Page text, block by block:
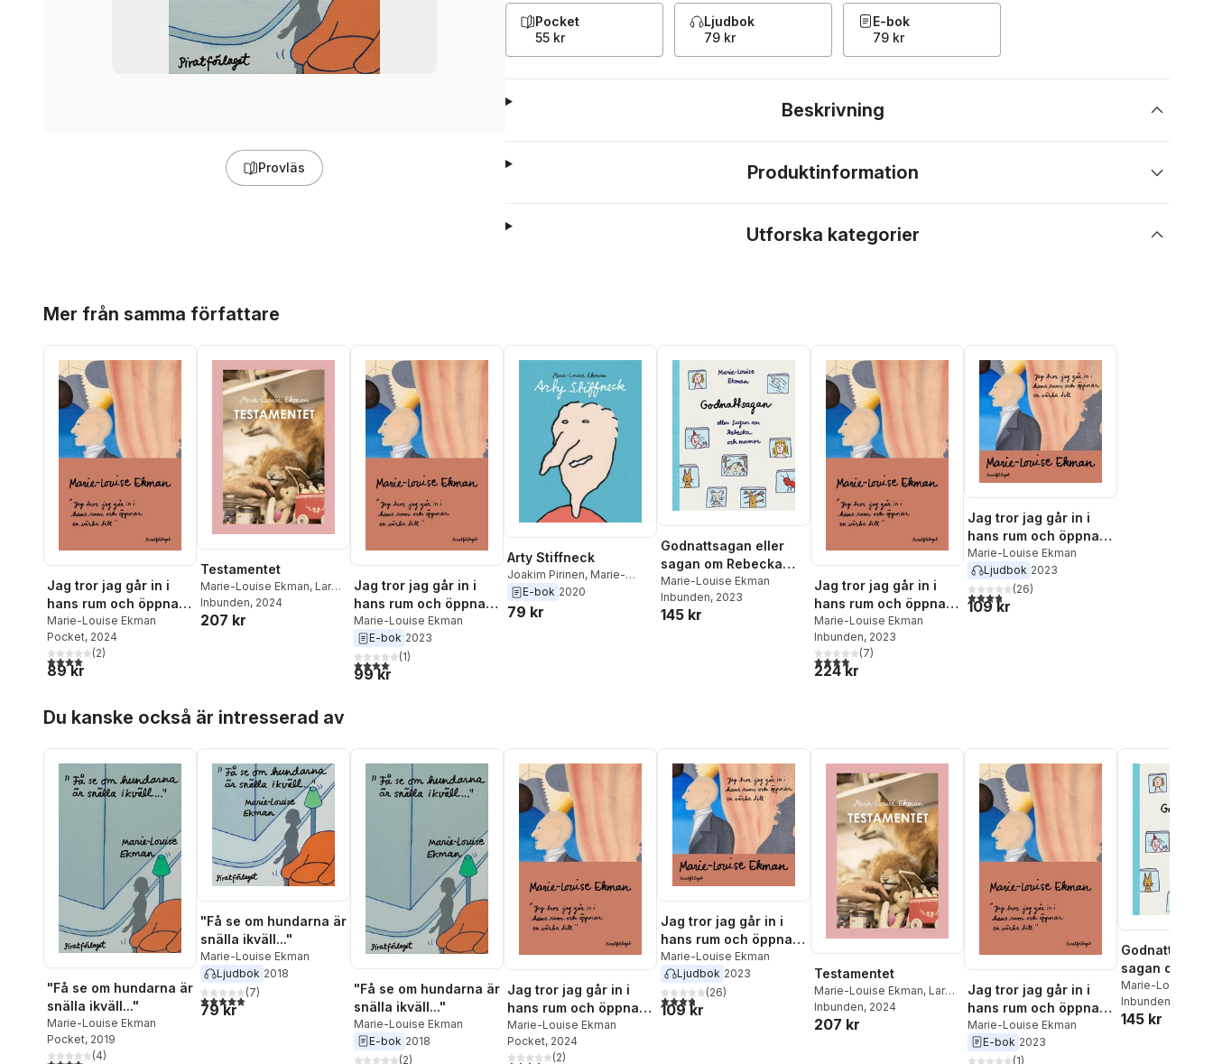
Provläs
Pocket
55 kr
Ljudbok
79 kr
E-bok
79 kr
Beskrivning
Produktinformation
Utforska kategorier
Mer från samma författare
Jag tror jag går in i
hans rum och öppnar
en väska till
Marie-Louise Ekman
Pocket, 2024
4,0utav 5 stjärnor. Totalt antal röster:
(2)
89 kr
Testamentet
Marie-Louise Ekman, Lars
Strannegård,Sara Teleman
Christopher Garplind
Inbunden, 2024
207 kr
Jag tror jag går in i
hans rum och öppnar
en väska till
Marie-Louise Ekman
E-bok 2023
4,0utav 5 stjärnor. Totalt antal röster:
(1)
99 kr
Arty Stiffneck
Joakim Pirinen, Marie-
Louise Ekman
E-bok 2020
79 kr
Godnattsagan eller
sagan om Rebecka
och mormor
Marie-Louise Ekman
Inbunden, 2023
145 kr
Jag tror jag går in i
hans rum och öppnar
en väska till
Marie-Louise Ekman
Inbunden, 2023
3,9utav 5 stjärnor. Totalt antal röster:
(7)
224 kr
Jag tror jag går in i
hans rum och öppnar
en väska till
Marie-Louise Ekman
Ljudbok 2023
3,8utav 5 stjärnor. Totalt antal röster:
(26)
109 kr
Du kanske också är intresserad av
"Få se om hundarna är
snälla ikväll..."
Marie-Louise Ekman
Pocket, 2019
(4)
"Få se om hundarna är
snälla ikväll..."
Marie-Louise Ekman
Ljudbok 2018
4,9utav 5 stjärnor. Totalt antal röster:
(7)
79 kr
"Få se om hundarna är
snälla ikväll..."
Marie-Louise Ekman
E-bok 2018
(2)
Jag tror jag går in i
hans rum och öppnar
en väska till
Marie-Louise Ekman
Pocket, 2024
(2)
Jag tror jag går in i
hans rum och öppnar
en väska till
Marie-Louise Ekman
Ljudbok 2023
3,8utav 5 stjärnor. Totalt antal röster:
(26)
109 kr
Testamentet
Marie-Louise Ekman, Lars
Strannegård,Sara Teleman
Christopher Garplind
Inbunden, 2024
207 kr
Jag tror jag går in i
hans rum och öppnar
en väska till
Marie-Louise Ekman
E-bok 2023
(1)
sagan om
och mormor
Marie-Louise
Inbunden
145 kr